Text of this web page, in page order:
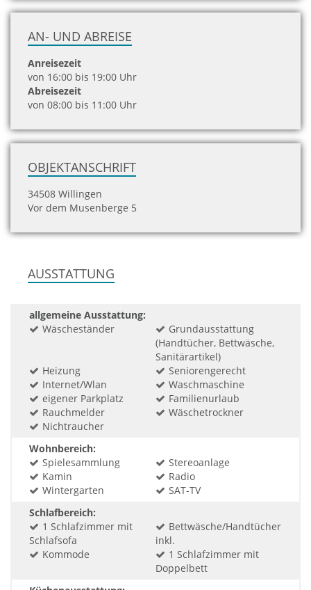
AN- UND ABREISE
Anreisezeit
von 16:00 bis 19:00 Uhr
Abreisezeit
von 08:00 bis 11:00 Uhr
OBJEKTANSCHRIFT
34508 Willingen
Vor dem Musenberge 5
AUSSTATTUNG
allgemeine Ausstattung:
Wäscheständer
Grundausstattung
(Handtücher, Bettwäsche,
Sanitärartikel)
Heizung
Seniorengerecht
Internet/Wlan
Waschmaschine
eigener Parkplatz
Familienurlaub
Rauchmelder
Wäschetrockner
Nichtraucher
Wohnbereich:
Spielesammlung
Stereoanlage
Kamin
Radio
Wintergarten
SAT-TV
Schlafbereich:
1 Schlafzimmer mit
Schlafsofa
Bettwäsche/Handtücher
inkl.
Kommode
1 Schlafzimmer mit
Doppelbett